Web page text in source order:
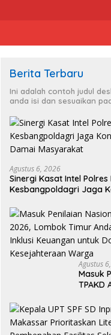
Berita Terbaru
Ini adalah contoh judul
anda isi dan sesuaikan
Agustus 6, 2026
Sinergi Kasat Intel
Kesbangpoldagri Jaga
Agustus
Masuk
TPAKD
untuk